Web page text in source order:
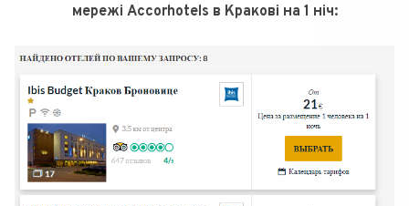
мережі Accorhotels в Кракові на 1 ніч: